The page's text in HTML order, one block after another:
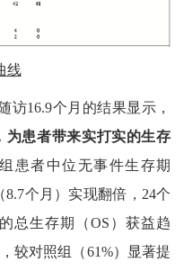
线
访16.9个月的结果显示，
为患者带来实打实的生存
患者中位无事件生存期
8.7个月）实现翻倍， 24个
总生存期（OS ）获益趋
，较对照组（61%）显著提